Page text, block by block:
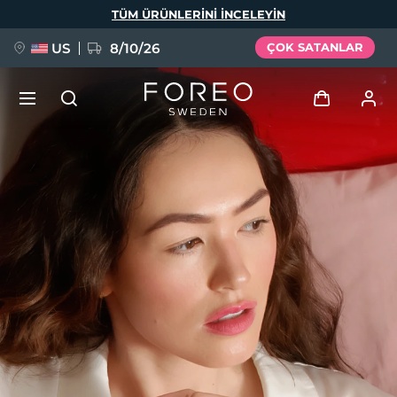
TÜM ÜRÜNLERINI INCELEYIN
US 8/10/26 ÇOK SATANLAR
Giriş
Kullanici profi̇li̇
Cihazlarım
Siparişlerim
Adresim
Aboneliklerim
FAQ™ Pure Beauty-Tech Elixir
BREAKING NEWS
issa™ Teeth Whitening Set
Dil Seçimi
English Deutsch
Español
Français
Português
Polski
Svenska
Русский
Türkçe
简体中文 繁體中文